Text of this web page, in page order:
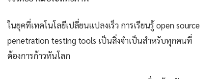
ในยุคที่เทคโนโลยีเปลี่ยนแปลงเร็ว การเรียนรู้ open source
penetration testing tools เป็นสิ่งจำเป็นสำหรับทุกคนที่
ต้องการก้าวทันโลก